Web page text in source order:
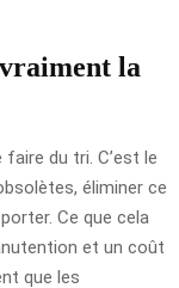
la
du tri. C’est le
éliminer ce
Ce que cela
et un coût
que les